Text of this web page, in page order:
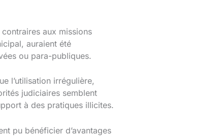
aux missions
auraient été
ou para-publiques.
l’utilisation irrégulière,
judiciaires semblent
à des pratiques illicites.
pu bénéficier d’avantages